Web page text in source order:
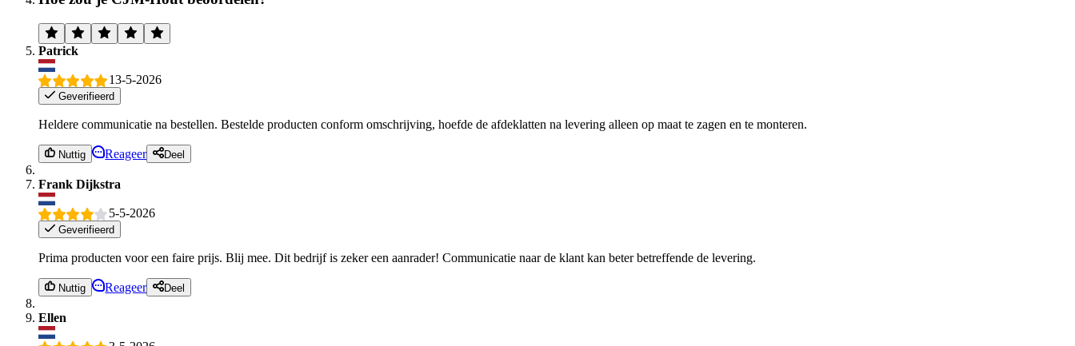
Patrick
13-5-2026
Geverifieerd
Heldere communicatie na bestellen. Bestelde producten conform omschrijving, hoefde de afdeklatten na levering alleen op maat te zagen en te monteren.
Nuttig Reageer Deel
Frank Dijkstra
5-5-2026
Geverifieerd
Prima producten voor een faire prijs. Blij mee. Dit bedrijf is zeker een aanrader! Communicatie naar de klant kan beter betreffende de levering.
Nuttig Reageer Deel
Ellen